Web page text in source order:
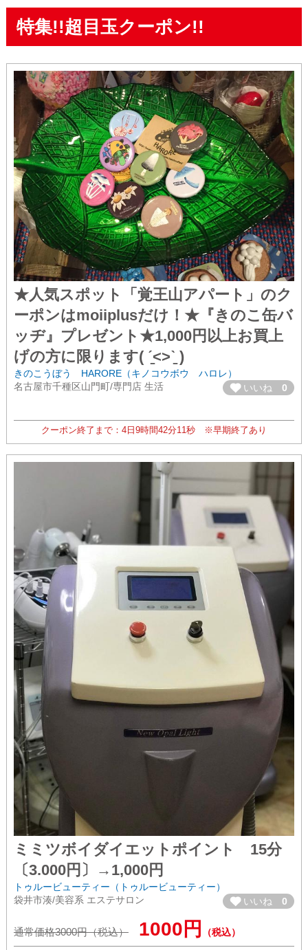
特集!!超目玉クーポン!!
★人気スポット「覚王山アパート」のク
ーポンはmoiiplusだけ！★『きのこ缶バ
ッヂ』プレゼント★1,000円以上お買上
げの方に限ります( ˊ̱˂˃ˋ̱ )
きのこうぼう HARORE（キノコウボウ ハロレ）
名古屋市千種区山門町/専門店 生活
いいね0
クーポン終了まで： 4日 9時間42分11秒※早期終了あり
ミミツボイダイエットポイント 15分
〔3.000円〕→1,000円
トゥルービューティー（トゥルービューティー）
袋井市湊/美容系 エステサロン
いいね0
通常価格3000円（税込） 1000円 （税込）